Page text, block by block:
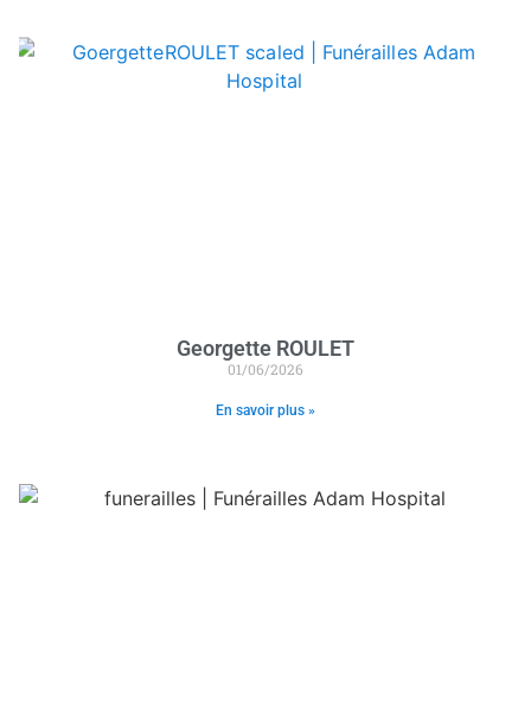
Georgette ROULET
01/06/2026
En savoir plus »